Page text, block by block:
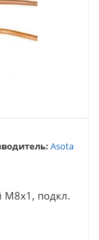
Asota
М8х1, подкл.